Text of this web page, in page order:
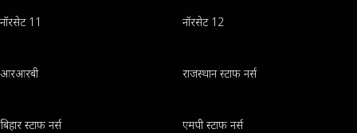
नॉरसेट 11 नॉरसेट 12
आरआरबी राजस्थान स्टाफ नर्स
बिहार स्टाफ नर्स एमपी स्टाफ नर्स